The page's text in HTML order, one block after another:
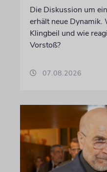
Die Diskussion um
erhält neue Dynamik.
Klingbeil und wie
Vorstoß?
07.08.2026